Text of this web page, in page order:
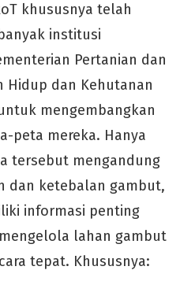
khususnya telah
institusi
Pertanian dan
Hidup dan Kehutanan
mengembangkan
peta mereka. Hanya
tersebut mengandung
dan ketebalan gambut,
informasi penting
lahan gambut
tepat. Khususnya: